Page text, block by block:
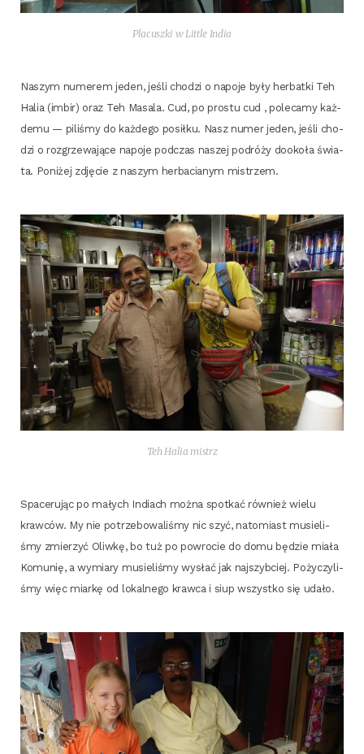
Pla­cusz­ki w Lit­tle India
Naszym nume­rem jeden, jeśli cho­dzi o napo­je były her­bat­ki Teh
Halia (imbir) oraz Teh Masa­la. Cud, po pro­stu cud , pole­ca­my każ­
de­mu — pili­śmy do każ­de­go posił­ku. Nasz numer jeden, jeśli cho­
dzi o roz­grze­wa­ją­ce napo­je pod­czas naszej podró­ży dooko­ła świa­
ta. Poni­żej zdję­cie z naszym her­ba­cia­nym mistrzem.
Teh Halia mistrz
Spa­ce­ru­jąc po małych Indiach moż­na spo­tkać rów­nież wie­lu
kraw­ców. My nie potrze­bo­wa­li­śmy nic szyć, nato­miast musie­li­
śmy zmie­rzyć Oliw­kę, bo tuż po powro­cie do domu będzie mia­ła
Komu­nię, a wymia­ry musie­li­śmy wysłać jak naj­szyb­ciej. Poży­czy­li­
śmy więc miar­kę od lokal­ne­go kraw­ca i siup wszyst­ko się udało.